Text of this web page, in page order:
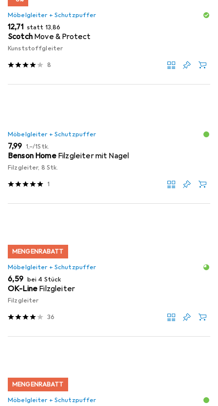
Möbelgleiter + Schutzpuffer
EUR
12,71 statt EUR
13,86
Scotch Move & Protect
Kunststoffgleiter
8
Möbelgleiter + Schutzpuffer
EUR
7,99 EUR
1,–/1Stk.
Benson Home Filzgleiter mit Nagel
Filzgleiter, 8 Stk.
1
MENGENRABATT
Möbelgleiter + Schutzpuffer
EUR
6,59 bei 4 Stück
OK-Line Filzgleiter
Filzgleiter
36
MENGENRABATT
Möbelgleiter + Schutzpuffer